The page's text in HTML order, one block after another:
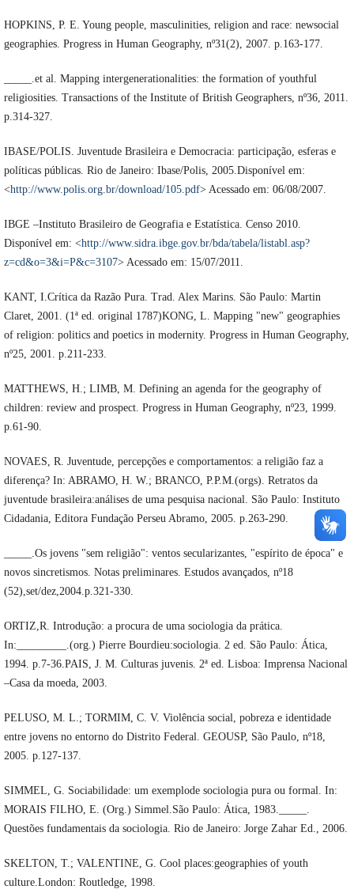
HOPKINS, P. E. Young people, masculinities, religion and race: newsocial
geographies. Progress in Human Geography, nº31(2), 2007. p.163-177.
_____.et al. Mapping intergenerationalities: the formation of youthful
religiosities. Transactions of the Institute of British Geographers, nº36, 2011.
p.314-327.
IBASE/POLIS. Juventude Brasileira e Democracia: participação, esferas e
políticas públicas. Rio de Janeiro: Ibase/Polis, 2005.Disponível em:
<http://www.polis.org.br/download/105.pdf> Acessado em: 06/08/2007.
IBGE –Instituto Brasileiro de Geografia e Estatística. Censo 2010.
Disponível em: <http://www.sidra.ibge.gov.br/bda/tabela/listabl.asp?
z=cd&o=3&i=P&c=3107> Acessado em: 15/07/2011.
KANT, I.Crítica da Razão Pura. Trad. Alex Marins. São Paulo: Martin
Claret, 2001. (1ª ed. original 1787)KONG, L. Mapping "new" geographies
of religion: politics and poetics in modernity. Progress in Human Geography,
nº25, 2001. p.211-233.
MATTHEWS, H.; LIMB, M. Defining an agenda for the geography of
children: review and prospect. Progress in Human Geography, nº23, 1999.
p.61-90.
NOVAES, R. Juventude, percepções e comportamentos: a religião faz a
diferença? In: ABRAMO, H. W.; BRANCO, P.P.M.(orgs). Retratos da
juventude brasileira:análises de uma pesquisa nacional. São Paulo: Instituto
Cidadania, Editora Fundação Perseu Abramo, 2005. p.263-290.
_____.Os jovens "sem religião": ventos secularizantes, "espírito de época" e
novos sincretismos. Notas preliminares. Estudos avançados, nº18
(52),set/dez,2004.p.321-330.
ORTIZ,R. Introdução: a procura de uma sociologia da prática.
In:_________.(org.) Pierre Bourdieu:sociologia. 2 ed. São Paulo: Ática,
1994. p.7-36.PAIS, J. M. Culturas juvenis. 2ª ed. Lisboa: Imprensa Nacional
–Casa da moeda, 2003.
PELUSO, M. L.; TORMIM, C. V. Violência social, pobreza e identidade
entre jovens no entorno do Distrito Federal. GEOUSP, São Paulo, nº18,
2005. p.127-137.
SIMMEL, G. Sociabilidade: um exemplode sociologia pura ou formal. In:
MORAIS FILHO, E. (Org.) Simmel.São Paulo: Ática, 1983._____.
Questões fundamentais da sociologia. Rio de Janeiro: Jorge Zahar Ed., 2006.
SKELTON, T.; VALENTINE, G. Cool places:geographies of youth
culture.London: Routledge, 1998.